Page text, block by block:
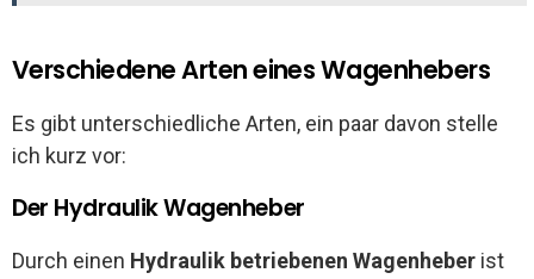
Verschiedene Arten eines Wagenhebers
Es gibt unterschiedliche Arten, ein paar davon stelle
ich kurz vor:
Der Hydraulik Wagenheber
Durch einen Hydraulik betriebenen Wagenheber ist